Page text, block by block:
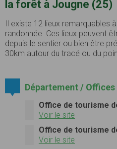
la forêt à Jougne (25)
Il existe 12 lieux remarquables
randonnée. Ces lieux peuvent
depuis le sentier ou bien être
30km autour du tracé ou du
Département /
Office de tourisme
Voir le site
Office de tourisme
Voir le site